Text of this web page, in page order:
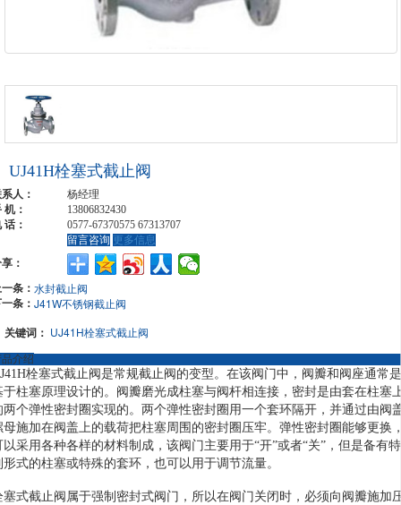
UJ41H栓塞式截止阀
人：
杨经理
机：
13806832430
话：
0577-67370575 67313707
留言咨询 更多信息
：
条： 水封截止阀
条： J41W不锈钢截止阀
关键词： UJ41H栓塞式截止阀
介绍
栓塞式截止阀是常规截止阀的变型。在该阀门中，阀瓣和阀座通常是
于柱塞原理设计的。阀瓣磨光成柱塞与阀杆相连接，密封是由套在柱塞
两个弹性密封圈实现的。两个弹性密封圈用一个套环隔开，并通过由阀
母施加在阀盖上的载荷把柱塞周围的密封圈压牢。弹性密封圈能够更换
以采用各种各样的材料制成，该阀门主要用于“开”或者“关”，但是备有特
形式的柱塞或特殊的套环，也可以用于调节流量。
塞式截止阀属于强制密封式阀门，所以在阀门关闭时，必须向阀瓣施加